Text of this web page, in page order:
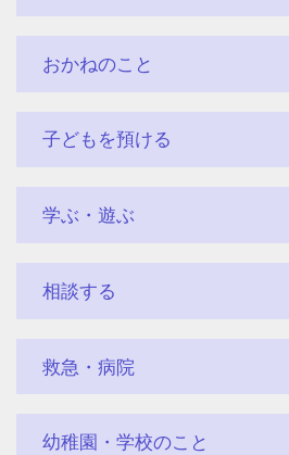
おかねのこと
子どもを預ける
学ぶ・遊ぶ
相談する
救急・病院
幼稚園・学校のこと